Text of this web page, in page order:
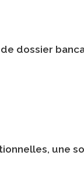
dossier
une